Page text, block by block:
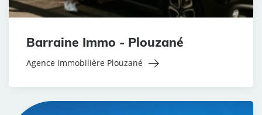
Barraine Immo - Plouzané
Agence immobilière Plouzané